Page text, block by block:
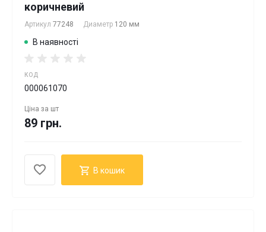
коричневий
Артикул 77248 Диаметр 120 мм
В наявності
КОД
000061070
Ціна за шт
89 грн.
В кошик